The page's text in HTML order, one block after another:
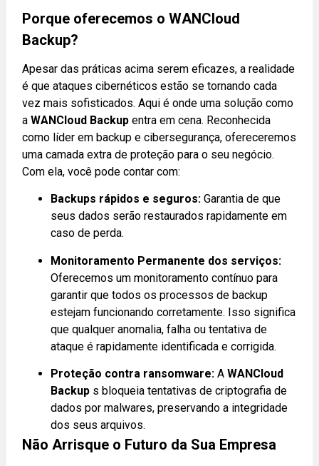
Porque oferecemos o WANCloud
Backup?
Apesar das práticas acima serem eficazes, a realidade
é que ataques cibernéticos estão se tornando cada
vez mais sofisticados. Aqui é onde uma solução como
aWANCloud Backup entra em cena. Reconhecida
como líder em backup e cibersegurança, ofereceremos
uma camada extra de proteção para o seu negócio.
Com ela, você pode contar com:
Backups rápidos e seguros: Garantia de que
seus dados serão restaurados rapidamente em
caso de perda.
Monitoramento Permanente dos serviços:
Oferecemos um monitoramento contínuo para
garantir que todos os processos de backup
estejam funcionando corretamente. Isso significa
que qualquer anomalia, falha ou tentativa de
ataque é rapidamente identificada e corrigida.
Proteção contra ransomware: AWANCloud
Backup s bloqueia tentativas de criptografia de
dados por malwares, preservando a integridade
dos seus arquivos.
Não Arrisque o Futuro da Sua Empresa